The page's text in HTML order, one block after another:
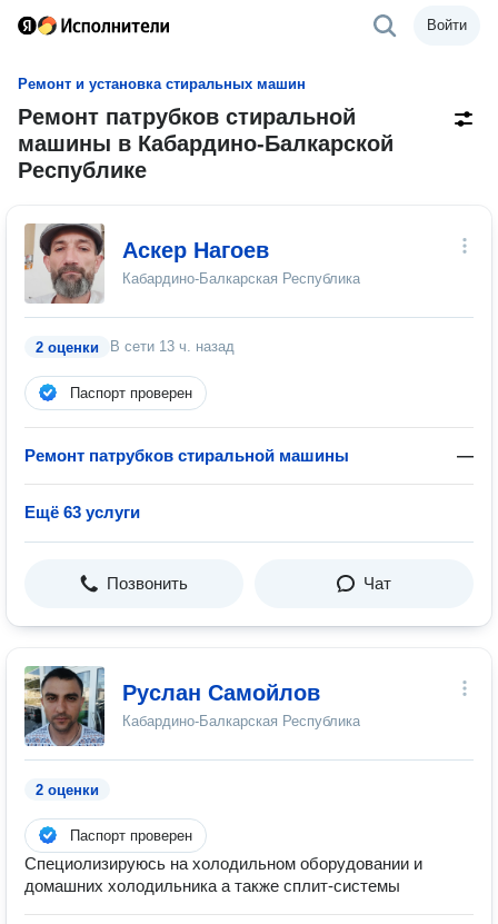
Войти
Ремонт и установка стиральных машин
Ремонт патрубков стиральной
машины в Кабардино-Балкарской
Республике
Аскер Нагоев
Кабардино-Балкарская Республика
2 оценки В сети 13 ч. назад
Паспорт проверен
Ремонт патрубков стиральной машины —
Ещё 63 услуги
Позвонить Чат
Руслан Самойлов
Кабардино-Балкарская Республика
2 оценки
Паспорт проверен
Специолизируюсь на холодильном оборудовании и
домашних холодильника а также сплит-системы